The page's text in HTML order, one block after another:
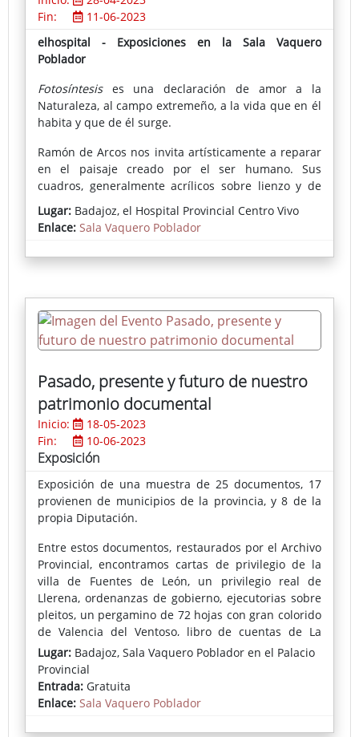
Fin:
11-06-2023
elhospital - Exposiciones en la Sala Vaquero
Poblador
Fotosíntesis es una declaración de amor a la
Naturaleza, al campo extremeño, a la vida que en él
habita y que de él surge.
Ramón de Arcos nos invita artísticamente a reparar
en el paisaje creado por el ser humano. Sus
cuadros, generalmente acrílicos sobre lienzo y de
gran formato, presentan arrozales de las Vegas del
Guadiana, cultivos de tomate, vides, cereales, etc.,
en los que predomina el color verde; y nos fascinan
entre otras cosas, por su rotundidad y belleza, por
demora y quietud ante sus interpretaciones
pictóricas de la vida y los paisajes urbanos
Lugar: Badajoz, el Hospital Provincial Centro Vivo
Enlace: Sala Vaquero Poblador
Pasado, presente y futuro de nuestro
patrimonio documental
Inicio:
18-05-2023
Fin:
10-06-2023
Exposición
Exposición de una muestra de 25 documentos, 17
provienen de municipios de la provincia, y 8 de la
propia Diputación.
Entre estos documentos, restaurados por el Archivo
Provincial, encontramos cartas de privilegio de la
villa de Fuentes de León, un privilegio real de
Llerena, ordenanzas de gobierno, ejecutorias sobre
pleitos, un pergamino de 72 hojas con gran colorido
de Valencia del Ventoso, libro de cuentas de La
Parra o acuerdos plenarios de otros Ayuntamientos.
Sobre la Diputación se exhiben acuerdos de la
extinta Junta Suprema de Gobierno, sesiones
plenarias de 1835, libro de actas, correspondencia
de entrada de 1840, registro del personal entre 1925
Lugar: Badajoz, Sala Vaquero Poblador en el Palacio
Provincial
Entrada: Gratuita
Enlace: Sala Vaquero Poblador